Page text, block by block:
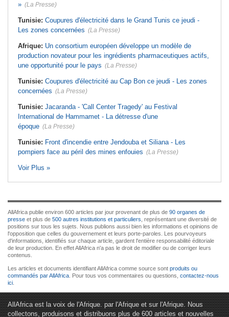
» (La Presse)
Tunisie: Coupures d'électricité dans le Grand Tunis ce jeudi -
Les zones concernées (La Presse)
Afrique: Un consortium européen développe un modèle de
production novateur pour les ingrédients pharmaceutiques actifs,
une opportunité pour le pays (La Presse)
Tunisie: Coupures d'électricité au Cap Bon ce jeudi - Les zones
concernées (La Presse)
Tunisie: Jacaranda - 'Call Center Tragedy' au Festival
International de Hammamet - La détresse d'une
époque (La Presse)
Tunisie: Front d'incendie entre Jendouba et Siliana - Les
pompiers face au péril des mines enfouies (La Presse)
Voir Plus »
AllAfrica publie environ 600 articles par jour provenant de plus de 90 organes de
presse et plus de 500 autres institutions et particuliers , représentant une diversité de
positions sur tous les sujets. Nous publions aussi bien les informations et opinions de
l'opposition que celles du gouvernement et leurs porte-paroles. Les pourvoyeurs
d'informations, identifiés sur chaque article, gardent l'entière responsabilité éditoriale
de leur production. En effet AllAfrica n'a pas le droit de modifier ou de corriger leurs
contenus.
Les articles et documents identifiant AllAfrica comme source sont produits ou
commandés par AllAfrica . Pour tous vos commentaires ou questions, contactez-nous
ici
AllAfrica est la voix de l'Afrique. par l'Afrique et sur l'Afrique. Nous
collectons, produisons et distribuons plus de 600 articles et nouvelles